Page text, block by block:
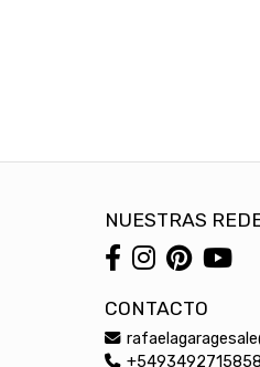
NUESTRAS
CONTACTO
+5493492715858